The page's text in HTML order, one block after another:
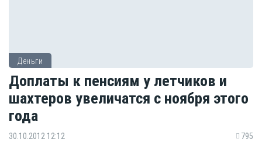
Деньги
Доплаты к пенсиям у летчиков и
шахтеров увеличатся с ноября этого
года
30.10.2012 12:12 795